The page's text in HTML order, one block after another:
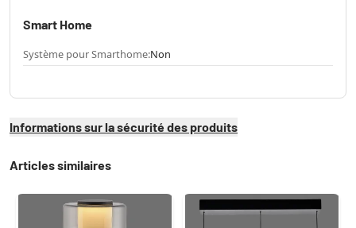
Smart Home
Système pour Smarthome:Non
Informations sur la sécurité des produits
Articles similaires